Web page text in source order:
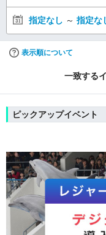
指定なし ～ 指定な
表示順について
一致する
ピックアップイベント